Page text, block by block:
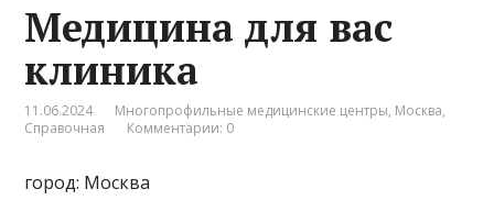
Медицина для вас
клиника
11.06.2024 Многопрофильные медицинские центры, Москва,
Справочная
Комментарии: 0
город: Москва